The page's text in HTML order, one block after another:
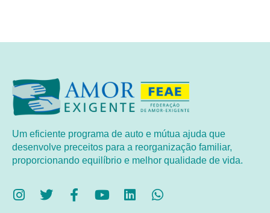
Um eficiente programa de auto e mútua ajuda que
desenvolve preceitos para a reorganização familiar,
proporcionando equilíbrio e melhor qualidade de vida.